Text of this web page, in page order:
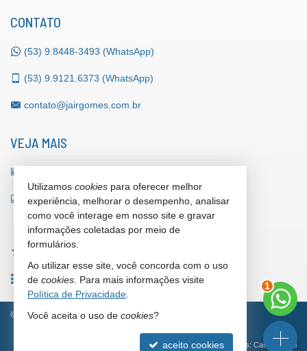
CONTATO
(53) 9.8448-3493 (WhatsApp)
(53) 9.9121.6373 (WhatsApp)
contato@jairgomes.com.br
VEJA MAIS
indicadores financeiros
cadastre seu imóvel
mapa de imóveis
© 2026 CRECI/RS 42.153-F Política de Privacidade
Site para imobiliárias: Castel Digital
Utilizamos cookies para oferecer melhor
experiência, melhorar o desempenho, analisar
como você interage em nosso site e gravar
informações coletadas por meio de
formulários.
Ao utilizar esse site, você concorda com o uso
de cookies . Para mais informações visite
Política de Privacidade
Você aceita o uso de cookies?
aceito cookies